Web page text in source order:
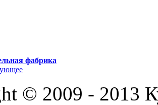
фабрика
© 2009 - 2013